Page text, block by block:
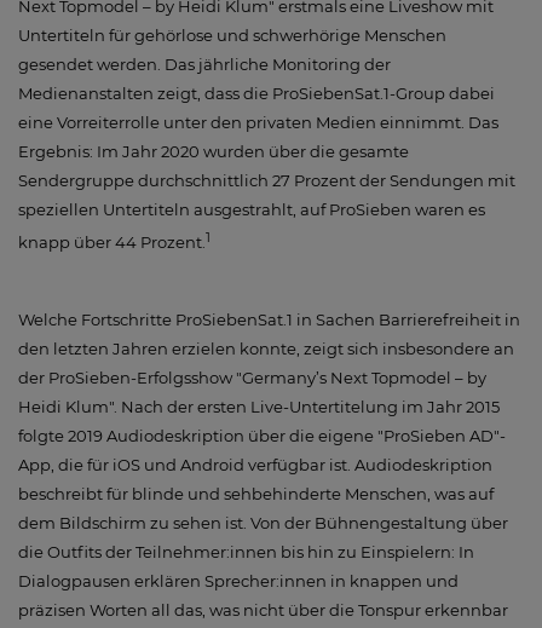
Next Topmodel – by Heidi Klum" erstmals eine Liveshow mit
Untertiteln für gehörlose und schwerhörige Menschen
gesendet werden. Das jährliche Monitoring der
Medienanstalten zeigt, dass die ProSiebenSat.1-Group dabei
eine Vorreiterrolle unter den privaten Medien einnimmt. Das
Ergebnis: Im Jahr 2020 wurden über die gesamte
Sendergruppe durchschnittlich 27 Prozent der Sendungen mit
speziellen Untertiteln ausgestrahlt, auf ProSieben waren es
knapp über 44 Prozent.1
Welche Fortschritte ProSiebenSat.1 in Sachen Barrierefreiheit in
den letzten Jahren erzielen konnte, zeigt sich insbesondere an
der ProSieben-Erfolgsshow "Germany’s Next Topmodel – by
Heidi Klum". Nach der ersten Live-Untertitelung im Jahr 2015
folgte 2019 Audiodeskription über die eigene "ProSieben AD"-
App, die für iOS und Android verfügbar ist. Audiodeskription
beschreibt für blinde und sehbehinderte Menschen, was auf
dem Bildschirm zu sehen ist. Von der Bühnengestaltung über
die Outfits der Teilnehmer:innen bis hin zu Einspielern: In
Dialogpausen erklären Sprecher:innen in knappen und
präzisen Worten all das, was nicht über die Tonspur erkennbar